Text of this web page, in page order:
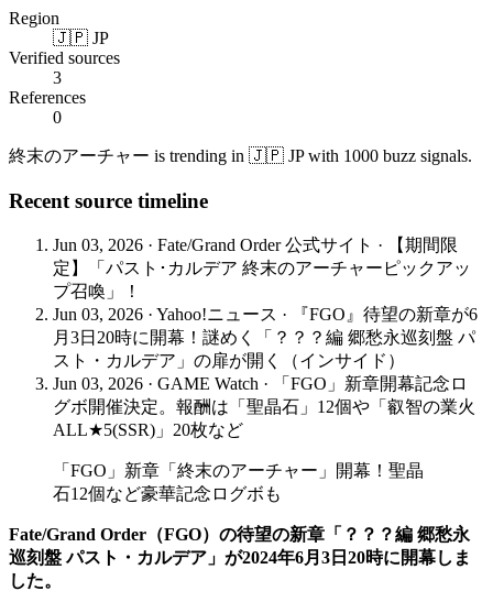
Region
🇯🇵 JP
Verified sources
3
References
0
終末のアーチャー is trending in 🇯🇵 JP with 1000 buzz signals.
Recent source timeline
Jun 03, 2026 · Fate/Grand Order 公式サイト ·
【期間限
定】「パスト･カルデア 終末のアーチャーピックアッ
プ召喚」！
Jun 03, 2026 · Yahoo!ニュース ·
『FGO』待望の新章が6
月3日20時に開幕！謎めく「？？？編 郷愁永巡刻盤 パ
スト・カルデア」の扉が開く（インサイド）
Jun 03, 2026 · GAME Watch ·
「FGO」新章開幕記念ロ
グボ開催決定。報酬は「聖晶石」12個や「叡智の業火
ALL★5(SSR)」20枚など
「FGO」新章「終末のアーチャー」開幕！聖晶
石12個など豪華記念ログボも
Fate/Grand Order（FGO）の待望の新章「？？？編 郷愁永
巡刻盤 パスト・カルデア」が2024年6月3日20時に開幕しま
した。